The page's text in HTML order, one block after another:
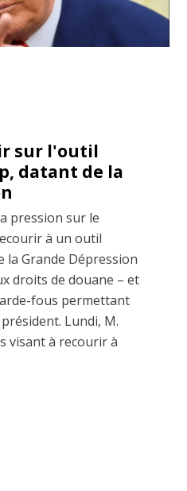
sur l'outil
datant de la
pression sur le
à un outil
la Grande Dépression
droits de douane – et
fous permettant
Lundi, M.
visant à recourir à